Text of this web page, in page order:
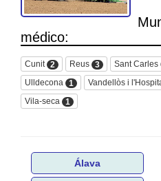
médico:
Cunit 2 Reus 3 Sant Carles
Ulldecona
1 Vandellòs i
Vila-seca
1
Álava